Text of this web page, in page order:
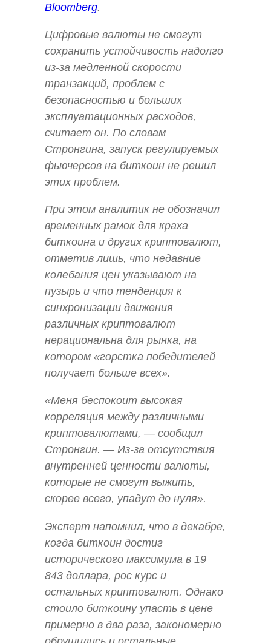
Bloomberg.
Цифровые валюты не смогут
сохранить устойчивость надолго
из-за медленной скорости
транзакций, проблем с
безопасностью и больших
эксплуатационных расходов,
считает он. По словам
Стронгина, запуск регулируемых
фьючерсов на биткоин не решил
этих проблем.
При этом аналитик не обозначил
временных рамок для краха
биткоина и других криптовалют,
отметив лишь, что недавние
колебания цен указывают на
пузырь и что тенденция к
синхронизации движения
различных криптовалют
нерациональна для рынка, на
котором «горстка победителей
получает больше всех».
«Меня беспокоит высокая
корреляция между различными
криптовалютами, — сообщил
Стронгин. — Из-за отсутствия
внутренней ценности валюты,
которые не смогут выжить,
скорее всего, упадут до нуля».
Эксперт напомнил, что в декабре,
когда биткоин достиг
исторического максимума в 19
843 доллара, рос курс и
остальных криптовалют. Однако
стоило биткоину упасть в цене
примерно в два раза, закономерно